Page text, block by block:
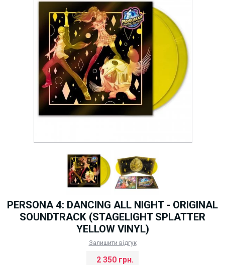
PERSONA 4: DANCING ALL NIGHT - ORIGINAL
SOUNDTRACK (STAGELIGHT SPLATTER
YELLOW VINYL)
Залишити відгук
2 350 грн.